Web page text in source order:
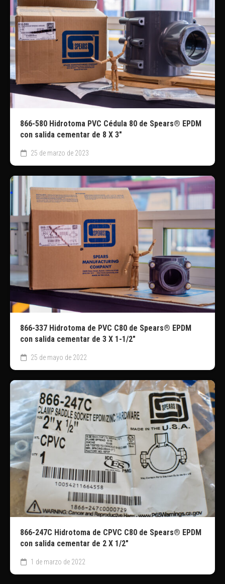
866-580 Hidrotoma PVC Cédula 80 de Spears® EPDM
con salida cementar de 8 X 3″
25 de marzo de 2023
866-337 Hidrotoma de PVC C80 de Spears® EPDM
con salida cementar de 3 X 1-1/2″
25 de mayo de 2022
866-247C Hidrotoma de CPVC C80 de Spears® EPDM
con salida cementar de 2 X 1/2″
1 de marzo de 2022